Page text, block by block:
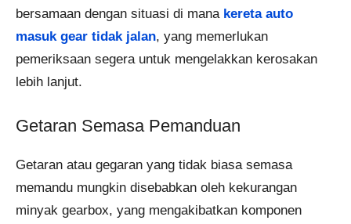
bersamaan dengan situasi di mana kereta auto
masuk gear tidak jalan, yang memerlukan
pemeriksaan segera untuk mengelakkan kerosakan
lebih lanjut.
Getaran Semasa Pemanduan
Getaran atau gegaran yang tidak biasa semasa
memandu mungkin disebabkan oleh kekurangan
minyak gearbox, yang mengakibatkan komponen